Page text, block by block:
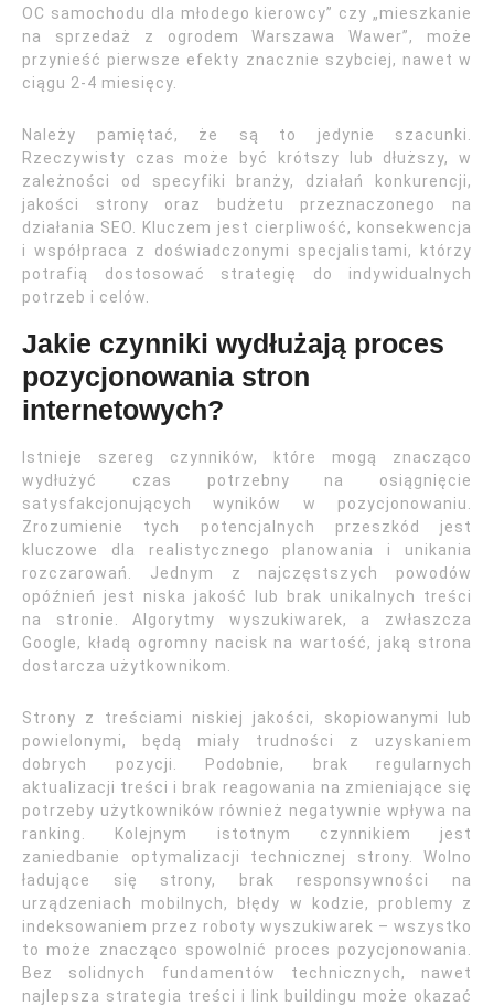
OC samochodu dla młodego kierowcy” czy „mieszkanie
na sprzedaż z ogrodem Warszawa Wawer”, może
przynieść pierwsze efekty znacznie szybciej, nawet w
ciągu 2-4 miesięcy.
Należy pamiętać, że są to jedynie szacunki.
Rzeczywisty czas może być krótszy lub dłuższy, w
zależności od specyfiki branży, działań konkurencji,
jakości strony oraz budżetu przeznaczonego na
działania SEO. Kluczem jest cierpliwość, konsekwencja
i współpraca z doświadczonymi specjalistami, którzy
potrafią dostosować strategię do indywidualnych
potrzeb i celów.
Jakie czynniki wydłużają proces
pozycjonowania stron
internetowych?
Istnieje szereg czynników, które mogą znacząco
wydłużyć czas potrzebny na osiągnięcie
satysfakcjonujących wyników w pozycjonowaniu.
Zrozumienie tych potencjalnych przeszkód jest
kluczowe dla realistycznego planowania i unikania
rozczarowań. Jednym z najczęstszych powodów
opóźnień jest niska jakość lub brak unikalnych treści
na stronie. Algorytmy wyszukiwarek, a zwłaszcza
Google, kładą ogromny nacisk na wartość, jaką strona
dostarcza użytkownikom.
Strony z treściami niskiej jakości, skopiowanymi lub
powielonymi, będą miały trudności z uzyskaniem
dobrych pozycji. Podobnie, brak regularnych
aktualizacji treści i brak reagowania na zmieniające się
potrzeby użytkowników również negatywnie wpływa na
ranking. Kolejnym istotnym czynnikiem jest
zaniedbanie optymalizacji technicznej strony. Wolno
ładujące się strony, brak responsywności na
urządzeniach mobilnych, błędy w kodzie, problemy z
indeksowaniem przez roboty wyszukiwarek – wszystko
to może znacząco spowolnić proces pozycjonowania.
Bez solidnych fundamentów technicznych, nawet
najlepsza strategia treści i link buildingu może okazać